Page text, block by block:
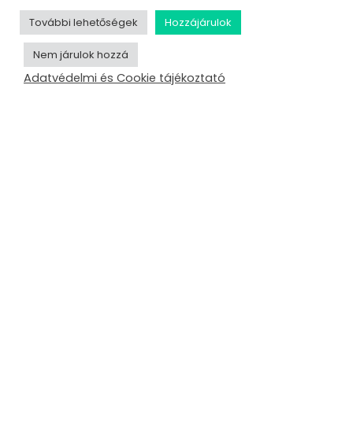
További lehetőségek Hozzájárulok
Nem járulok hozzá
Adatvédelmi és Cookie tájékoztató